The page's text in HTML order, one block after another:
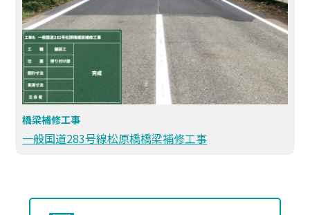
橋梁補修工事
一般国道283号線松原橋橋梁補修工事